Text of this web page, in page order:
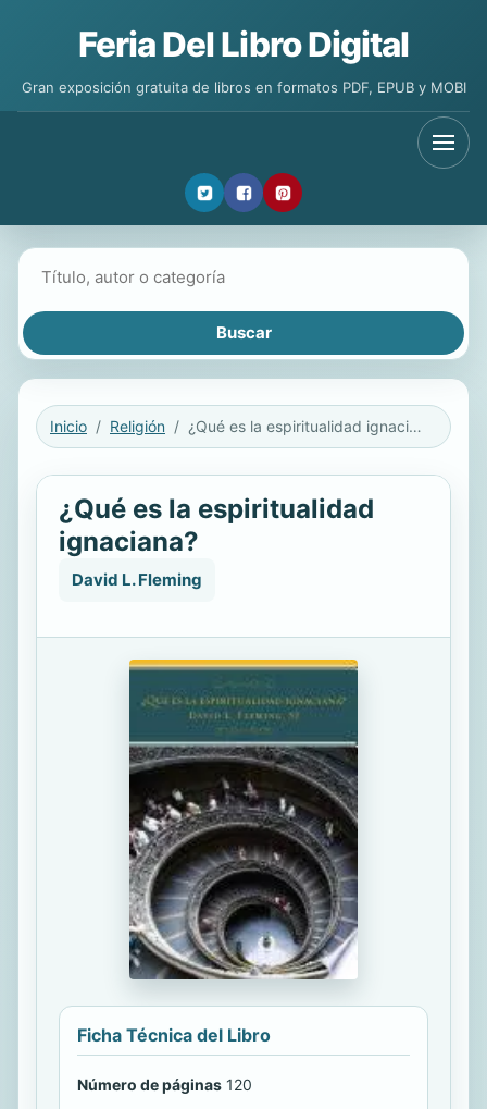
Feria Del Libro Digital
Gran exposición gratuita de libros en formatos PDF, EPUB y MOBI
Inicio Religión ¿Qué es la espiritualidad ignaciana?
¿Qué es la espiritualidad
ignaciana?
David L. Fleming
Ficha Técnica del Libro
Número de páginas 120